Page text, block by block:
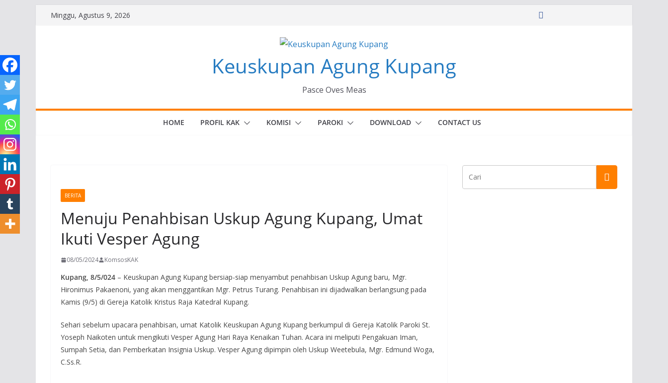
Minggu, Agustus 9, 2026
Keuskupan Agung Kupang
Pasce Oves Meas
HOME PROFIL KAK KOMISI PAROKI DOWNLOAD CONTACT US
BERITA
Menuju Penahbisan Uskup Agung Kupang, Umat
Ikuti Vesper Agung
08/05/2024 KomsosKAK
Kupang, 8/5/024 – Keuskupan Agung Kupang bersiap-siap menyambut penahbisan Uskup Agung baru, Mgr.
Hironimus Pakaenoni, yang akan menggantikan Mgr. Petrus Turang. Penahbisan ini dijadwalkan berlangsung pada
Kamis (9/5) di Gereja Katolik Kristus Raja Katedral Kupang.
Sehari sebelum upacara penahbisan, umat Katolik Keuskupan Agung Kupang berkumpul di Gereja Katolik Paroki St.
Yoseph Naikoten untuk mengikuti Vesper Agung Hari Raya Kenaikan Tuhan. Acara ini meliputi Pengakuan Iman,
Sumpah Setia, dan Pemberkatan Insignia Uskup. Vesper Agung dipimpin oleh Uskup Weetebula, Mgr. Edmund Woga,
C.Ss.R.